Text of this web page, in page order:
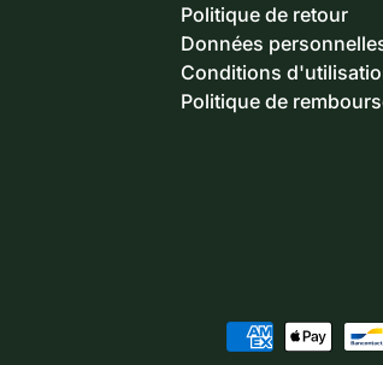
Politique de retour
Données
Conditions
Politique de